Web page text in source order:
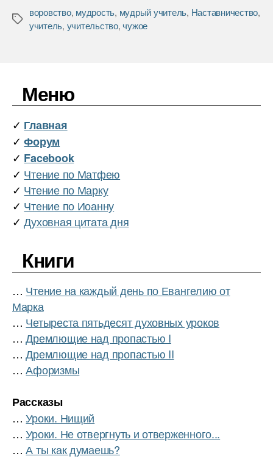
e
b
t
t
р
а
Метки
воровство, мудрость, мудрый учитель, Наставничество,
учитель, учительство, чужое
Меню
✓ Главная
✓Форум
✓ Facebook
✓ Чтение по Матфею
✓ Чтение по Марку
✓ Чтение по Иоанну
✓Духовная цитата дня
Книги
… Чтение на каждый день по Евангелию от
Марка
… Четыреста пятьдесят духовных уроков
…Дремлющие над пропастью I
…Дремлющие над пропастью II
…Афоризмы
Рассказы
…Уроки. Нищий
…Уроки. Не отвергнуть и отверженного...
…А ты как думаешь?